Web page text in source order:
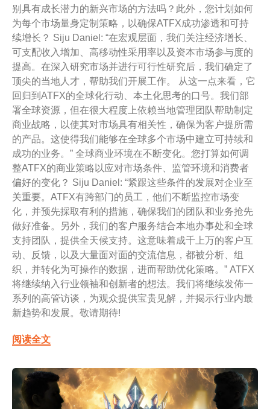
别具有成长潜力的新兴市场的方法吗？此外，您计划如何
为每个市场量身定制策略，以确保ATFX成功渗透和可持
续增长？ Siju Daniel: “在宏观层面，我们关注经济增长、
可支配收入增加、高移动性采用率以及资本市场参与度的
提高。在深入研究市场并进行可行性研究后，我们确定了
顶尖的当地人才，帮助我们开展工作。 从这一点来看，它
回归到ATFX的全球化行动、本土化思考的口号。我们部
署全球资源，但在很大程度上依赖当地管理团队帮助制定
商业战略，以使其对市场具有相关性，确保为客户提所需
的产品。这使得我们能够在全球多个市场中建立可持续和
成功的业务。” 全球商业环境在不断变化。您打算如何调
整ATFX的商业策略以应对市场条件、监管环境和消费者
偏好的变化？ Siju Daniel: “紧跟这些条件的发展对企业至
关重要。ATFX有跨部门的员工，他们不断监控市场变
化，并预先採取有利的措施，确保我们的团队和业务抢先
做好准备。另外，我们的客户服务结合本地办事处和全球
支持团队，提供全天候支持。这意味着成千上万的客户互
动、反馈，以及大量面对面的交流信息，都被分析、组
织，并转化为可操作的数据，进而帮助优化策略。” ATFX
将继续纳入行业领袖和创新者的想法。我们将继续发佈一
系列的高管访谈，为观众提供宝贵见解，并揭示行业内最
新趋势和发展。敬请期待!
阅读全文